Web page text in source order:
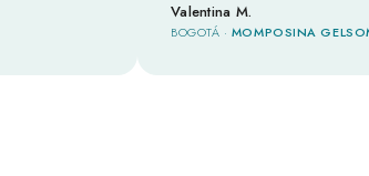
Valentina M.
BOGOTÁ ·MOMPOSINA GELSOMINA